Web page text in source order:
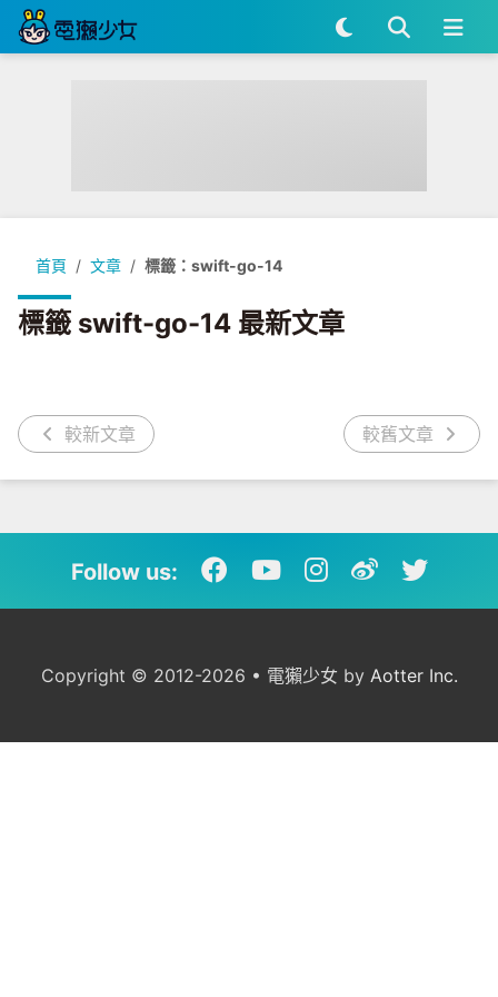
首頁 文章 標籤：swift-go-14
標籤 swift-go-14 最新文章
較新文章 較舊文章
Follow us:
Copyright © 2012-2026 • 電獺少女 by Aotter Inc.